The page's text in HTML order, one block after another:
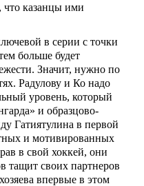
что казанцы ими
в серии с точки
больше будет
Значит, нужно по
Радулову и Ко надо
уровень, который
и образцово-
Гатиятулина в первой
и мотивированных
в свой хоккей, они
тащит своих партнеров
впервые в этом